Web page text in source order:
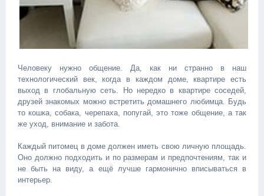
Человеку нужно общение. Да, как ни странно в наш
технологический век, когда в каждом доме, квартире есть
выход в глобальную сеть. Но нередко в квартире соседей,
друзей знакомых можно встретить домашнего любимца. Будь
то кошка, собака, черепаха, попугай, это тоже общение, а так
же уход, внимание и забота.
Каждый питомец в доме должен иметь свою личную площадь.
Оно должно подходить и по размерам и предпочтениям, так и
не быть на виду, а ещё лучше гармонично вписываться в
интерьер.